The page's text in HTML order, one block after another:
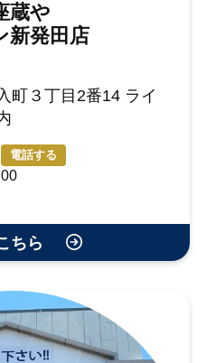
蔵や
新発田店
町３丁目2番14 ライ
電話する
ちら